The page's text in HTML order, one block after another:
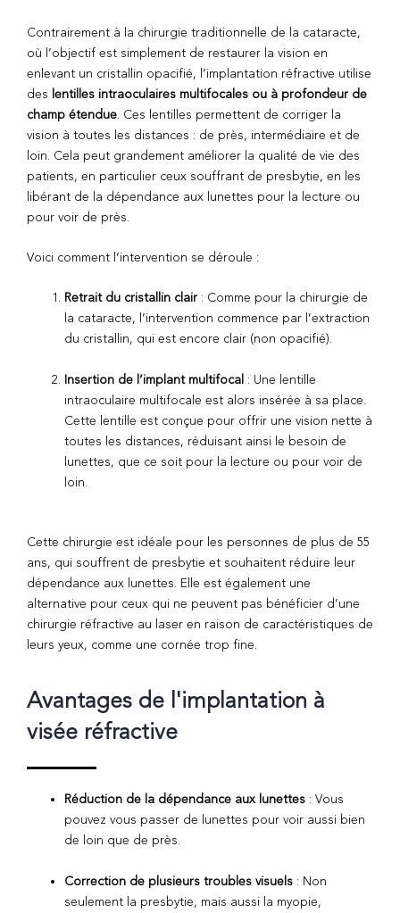
Contrairement à la chirurgie traditionnelle de la cataracte,
où l’objectif est simplement de restaurer la vision en
enlevant un cristallin opacifié, l’implantation réfractive utilise
des lentilles intraoculaires multifocales ou à profondeur de
champ étendue. Ces lentilles permettent de corriger la
vision à toutes les distances : de près, intermédiaire et de
loin. Cela peut grandement améliorer la qualité de vie des
patients, en particulier ceux souffrant de presbytie, en les
libérant de la dépendance aux lunettes pour la lecture ou
pour voir de près.
Voici comment l’intervention se déroule :
Retrait du cristallin clair : Comme pour la chirurgie de
la cataracte, l’intervention commence par l’extraction
du cristallin, qui est encore clair (non opacifié).
Insertion de l’implant multifocal : Une lentille
intraoculaire multifocale est alors insérée à sa place.
Cette lentille est conçue pour offrir une vision nette à
toutes les distances, réduisant ainsi le besoin de
lunettes, que ce soit pour la lecture ou pour voir de
loin.
Cette chirurgie est idéale pour les personnes de plus de 55
ans, qui souffrent de presbytie et souhaitent réduire leur
dépendance aux lunettes. Elle est également une
alternative pour ceux qui ne peuvent pas bénéficier d’une
chirurgie réfractive au laser en raison de caractéristiques de
leurs yeux, comme une cornée trop fine.
Avantages de l'implantation à
visée réfractive
Réduction de la dépendance aux lunettes : Vous
pouvez vous passer de lunettes pour voir aussi bien
de loin que de près.
Correction de plusieurs troubles visuels : Non
seulement la presbytie, mais aussi la myopie,